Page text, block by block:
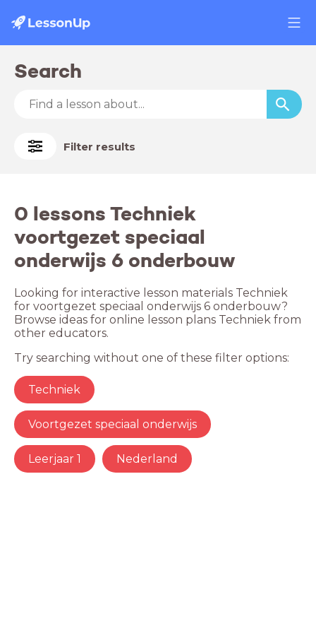
Search
Filter results
0 lessons Techniek
voortgezet speciaal
onderwijs 6 onderbouw
Looking for interactive lesson materials Techniek
for voortgezet speciaal onderwijs 6 onderbouw?
Browse ideas for online lesson plans Techniek from
other educators.
Try searching without one of these filter options:
Techniek
Voortgezet speciaal onderwijs
Leerjaar 1 Nederland